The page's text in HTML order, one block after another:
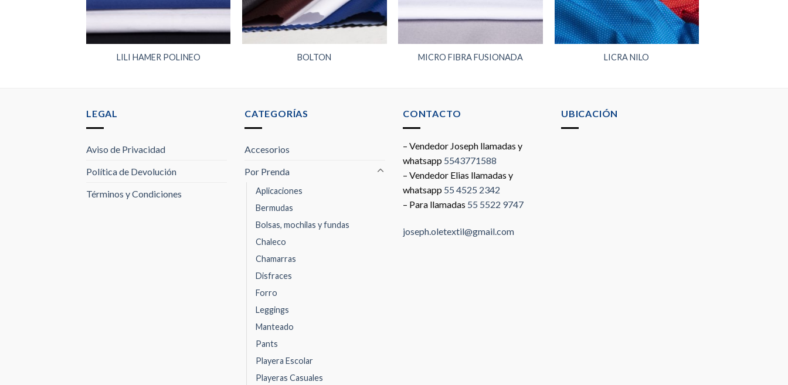
LILI HAMER POLINEO BOLTON MICRO FIBRA FUSIONADA LICRA NILO
LEGAL
Aviso de Privacidad
Política de Devolución
Términos y Condiciones
CATEGORÍAS
Accesorios
Por Prenda
Aplicaciones
Bermudas
Bolsas, mochilas y fundas
Chaleco
Chamarras
Disfraces
Forro
Leggings
Manteado
Pants
Playera Escolar
Playeras Casuales
CONTACTO
– Vendedor Joseph llamadas y
whatsapp 5543771588
– Vendedor Elias llamadas y
whatsapp 55 4525 2342
– Para llamadas 55 5522 9747
joseph.oletextil@gmail.com
UBICACIÓN